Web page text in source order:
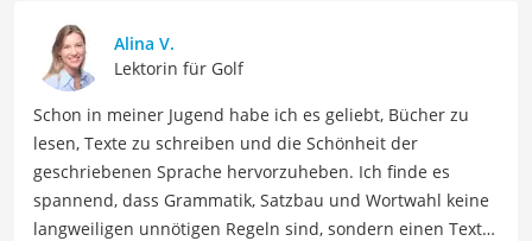
beschäftige ich mich gerne mit verschiedenen Hobbys
und Freizeitaktivitäten. Dieses Interesse spiegelt sich in
meinen Beiträgen wider, die sich mit Freizeitideen,
Reiseempfehlungen, Hobbytipps und Anregungen für die
Freizeitgestaltung befassen.
Der Volvik-Golfbälle-Vergleich ist aus unserer Sicht
besonders empfehlenswert fürGolfer.
Alina V.
Lektorin für Golf
Schon in meiner Jugend habe ich es geliebt, Bücher zu
lesen, Texte zu schreiben und die Schönheit der
geschriebenen Sprache hervorzuheben. Ich finde es
spannend, dass Grammatik, Satzbau und Wortwahl keine
langweiligen unnötigen Regeln sind, sondern einen Text